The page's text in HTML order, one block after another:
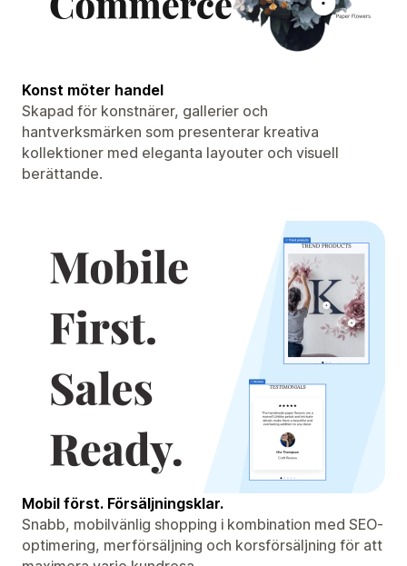
Konst möter handel
Skapad för konstnärer, gallerier och
hantverksmärken som presenterar kreativa
kollektioner med eleganta layouter och visuell
berättande.
Mobil först. Försäljningsklar.
Snabb, mobilvänlig shopping i kombination med SEO-
optimering, merförsäljning och korsförsäljning för att